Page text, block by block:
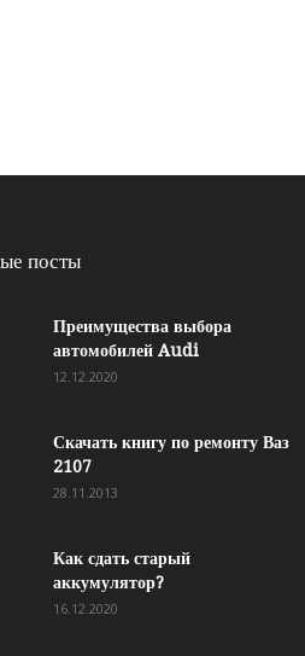
посты
Преимущества выбора
автомобилей Audi
12.12.2020
Скачать книгу по ремонту Ваз
2107
28.11.2013
Как сдать старый
аккумулятор?
16.12.2020